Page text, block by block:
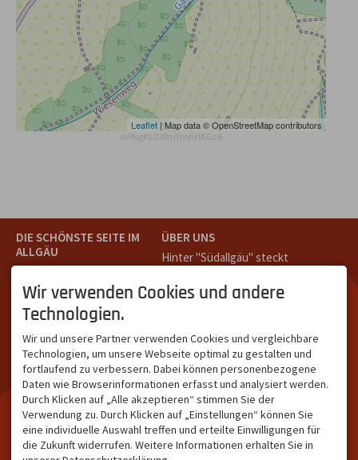
Leaflet | Map data © OpenStreetMap contributors
oV4sgKLDlRmYmhHAGc6
DIE SCHÖNSTE SEITE IM
ALLGÄU
Teil des Oberallgäus. Es
verbindet die Tourismus-
Destinationen Oberstdorf,
Kleinwalsertal und beliebte
Urlaubsziele wie die
Hörnerdörfer, Alpsee-
Grünten, Oberstaufen oder
Wertach im Allgäu.
ÜBER UNS
Hinter "Südallgäu" steckt
Oberstdorf.
Unser Ziel ist ein attraktives
Leistungsträger im
südlichen Oberallgäu eine
starke Plattform bietet.
NETZWERK & REICHWEITE
ca. 36.700 Abos bei
Wir verwenden Cookies und andere
Technologien.
Wir und unsere Partner verwenden Cookies und vergleichbare
Technologien, um unsere Webseite optimal zu gestalten und
fortlaufend zu verbessern. Dabei können personenbezogene
Daten wie Browserinformationen erfasst und analysiert werden.
Durch Klicken auf „Alle akzeptieren“ stimmen Sie der
Verwendung zu. Durch Klicken auf „Einstellungen“ können Sie
eine individuelle Auswahl treffen und erteilte Einwilligungen für
die Zukunft widerrufen. Weitere Informationen erhalten Sie in